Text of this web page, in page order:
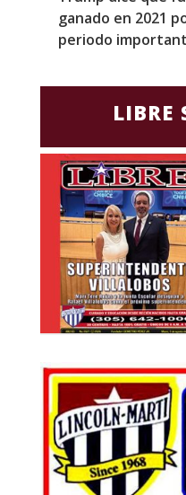
ganado en 2021
periodo
LIBRE